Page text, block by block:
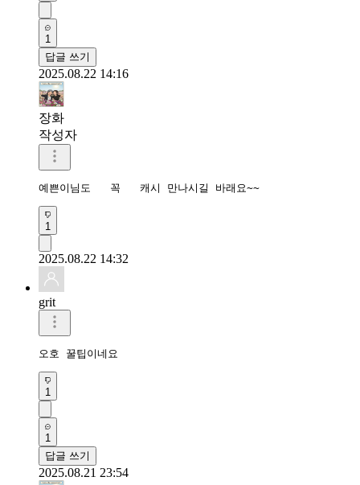
1
답글 쓰기
2025.08.22 14:16
장화
작성자
예쁜이님도   꼭   캐시 만나시길 바래요~~
1
2025.08.22 14:32
grit
오호 꿀팁이네요
1
1
답글 쓰기
2025.08.21 23:54